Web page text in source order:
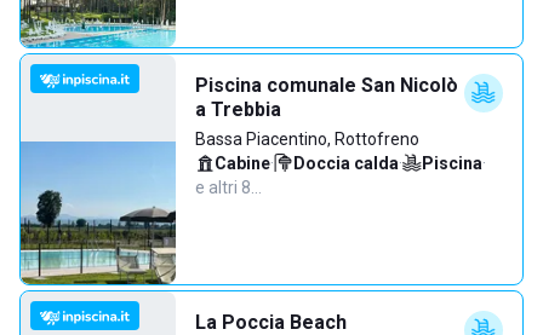
Piscina comunale San Nicolò
a Trebbia
Bassa Piacentino, Rottofreno
Cabine· Doccia calda· Piscina·
e altri 8…
La Poccia Beach